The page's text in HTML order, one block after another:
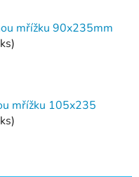
mřížku 90x235mm
mřížku 105x235